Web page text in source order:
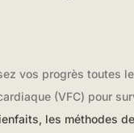
vos progrès toutes
(VFC) pour
les méthodes